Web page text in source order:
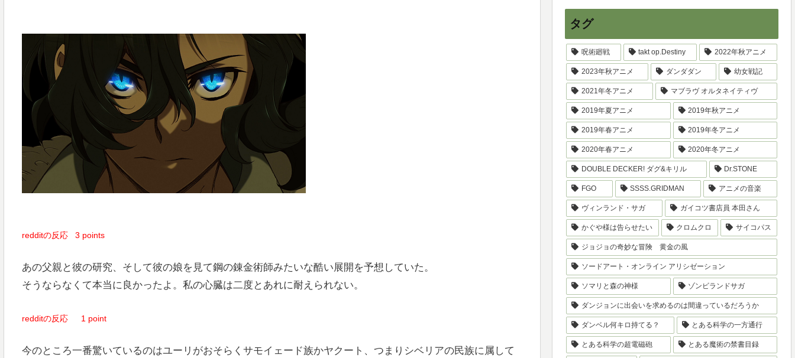
redditの反応 3 points
あの父親と彼の研究、そして彼の娘を見て鋼の錬金術師みたいな酷い展開を予想していた。
そうならなくて本当に良かったよ。私の心臓は二度とあれに耐えられない。
redditの反応 1 point
今のところ一番驚いているのはユーリがおそらくサモイェード族かヤクート、つまりシベリアの民族に属して
タグ
呪術廻戦 takt op.Destiny 2022年秋アニメ
2023年秋アニメ ダンダダン 幼女戦記
2021年冬アニメ マブラヴ オルタネイティヴ
2019年夏アニメ 2019年秋アニメ
2019年春アニメ 2019年冬アニメ
2020年春アニメ 2020年冬アニメ
DOUBLE DECKER! ダグ&キリル Dr.STONE
FGO SSSS.GRIDMAN アニメの音楽
ヴィンランド・サガ ガイコツ書店員 本田さん
かぐや様は告らせたい クロムクロ サイコパス
ジョジョの奇妙な冒険 黄金の風
ソードアート・オンライン アリシゼーション
ソマリと森の神様 ゾンビランドサガ
ダンジョンに出会いを求めるのは間違っているだろうか
ダンベル何キロ持てる？ とある科学の一方通行
とある科学の超電磁砲 とある魔術の禁書目録